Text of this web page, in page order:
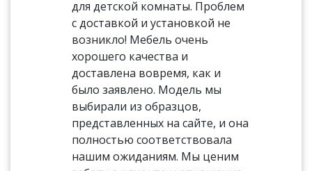
для детской комнаты. Проблем
с доставкой и установкой не
возникло! Мебель очень
хорошего качества и
доставлена вовремя, как и
было заявлено. Модель мы
выбирали из образцов,
представленных на сайте, и она
полностью соответствовала
нашим ожиданиям. Мы ценим